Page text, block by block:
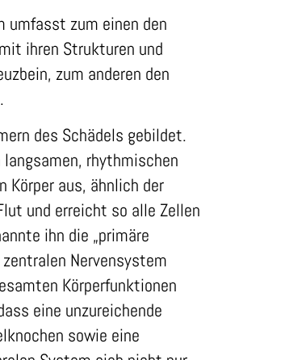
umfasst zum einen den
ihren Strukturen und
zum anderen den
des Schädels gebildet.
rhythmischen
Körper aus, ähnlich der
und erreicht so alle Zellen
ihn die „primäre
Nervensystem
Körperfunktionen
eine unzureichende
sowie eine